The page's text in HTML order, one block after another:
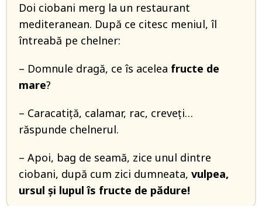
Doi ciobani merg la un restaurant
mediteranean. După ce citesc meniul, îl
întreabă pe chelner:
– Domnule dragă, ce îs acelea fructe de
mare?
– Caracatiță, calamar, rac, creveți…
răspunde chelnerul.
– Apoi, bag de seamă, zice unul dintre
ciobani, după cum zici dumneata, vulpea,
ursul și lupul îs fructe de pădure!